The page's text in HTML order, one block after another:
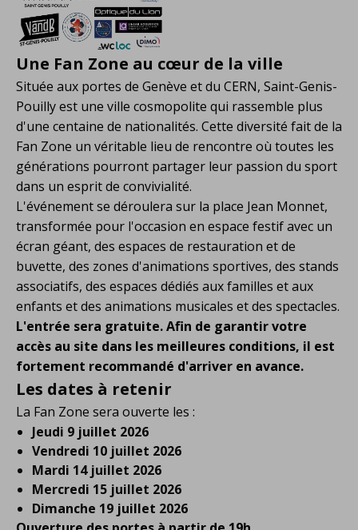
Une Fan Zone au cœur de la ville
Située aux portes de Genève et du CERN, Saint-Genis-
Pouilly est une ville cosmopolite qui rassemble plus
d'une centaine de nationalités. Cette diversité fait de la
Fan Zone un véritable lieu de rencontre où toutes les
générations pourront partager leur passion du sport
dans un esprit de convivialité.
L'événement se déroulera sur la place Jean Monnet,
transformée pour l'occasion en espace festif avec un
écran géant, des espaces de restauration et de
buvette, des zones d'animations sportives, des stands
associatifs, des espaces dédiés aux familles et aux
enfants et des animations musicales et des spectacles.
L'entrée sera gratuite. Afin de garantir votre
accès au site dans les meilleures conditions, il est
fortement recommandé d'arriver en avance.
Les dates à retenir
La Fan Zone sera ouverte les :
Jeudi 9 juillet 2026
Vendredi 10 juillet 2026
Mardi 14 juillet 2026
Mercredi 15 juillet 2026
Dimanche 19 juillet 2026